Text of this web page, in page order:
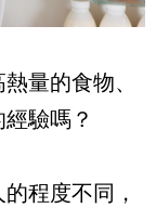
量的食物、
驗嗎？
程度不同，